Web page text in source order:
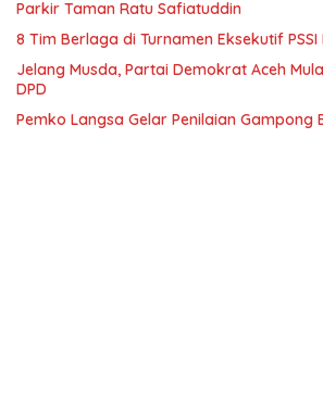
Parkir Taman Ratu Safiatuddin
8 Tim Berlaga di Turnamen Eksekutif PSSI
Jelang Musda, Partai Demokrat Aceh
DPD
Pemko Langsa Gelar Penilaian Gampong